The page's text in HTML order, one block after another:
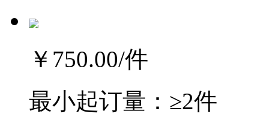
￥750.00/件
最小起订量： ≥2件